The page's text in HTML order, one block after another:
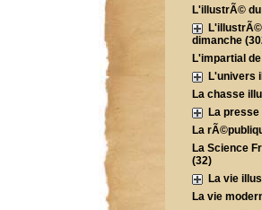
L'illustrÃ©
L'illustrÃ©
dimanche
L'impartial
L'univers
La chasse
La presse
La
La Science
(32)
La vie
La vie